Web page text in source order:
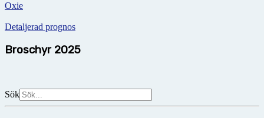
Oxie
Detaljerad prognos
Broschyr 2025
Sök